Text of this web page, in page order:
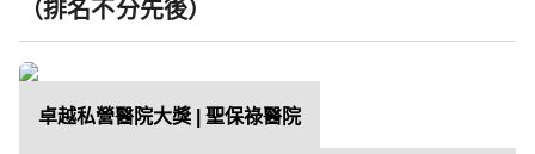
（排名不分先後）
卓越私營醫院大獎 | 聖保祿醫院